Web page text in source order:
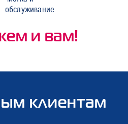
обслуживание
и вам!
клиентам